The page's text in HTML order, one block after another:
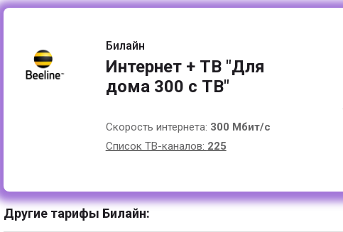
Билайн
Интернет + ТВ "Для
дома 300 с ТВ"
Скорость интернета: 300 Мбит/с
Список ТВ-каналов: 225
Другие тарифы Билайн: